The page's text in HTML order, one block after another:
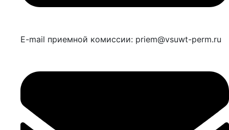
E-mail приемной комиссии: priem@vsuwt-perm.ru